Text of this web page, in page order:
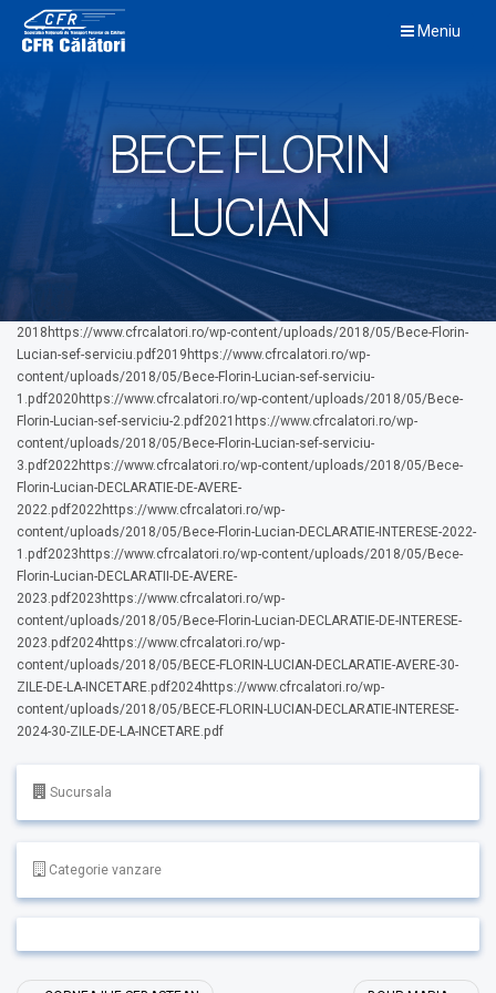
content
Meniu
BECE FLORIN
LUCIAN
2018https://www.cfrcalatori.ro/wp-content/uploads/2018/05/Bece-Florin-
Lucian-sef-serviciu.pdf2019https://www.cfrcalatori.ro/wp-
content/uploads/2018/05/Bece-Florin-Lucian-sef-serviciu-
1.pdf2020https://www.cfrcalatori.ro/wp-content/uploads/2018/05/Bece-
Florin-Lucian-sef-serviciu-2.pdf2021https://www.cfrcalatori.ro/wp-
content/uploads/2018/05/Bece-Florin-Lucian-sef-serviciu-
3.pdf2022https://www.cfrcalatori.ro/wp-content/uploads/2018/05/Bece-
Florin-Lucian-DECLARATIE-DE-AVERE-
2022.pdf2022https://www.cfrcalatori.ro/wp-
content/uploads/2018/05/Bece-Florin-Lucian-DECLARATIE-INTERESE-2022-
1.pdf2023https://www.cfrcalatori.ro/wp-content/uploads/2018/05/Bece-
Florin-Lucian-DECLARATII-DE-AVERE-
2023.pdf2023https://www.cfrcalatori.ro/wp-
content/uploads/2018/05/Bece-Florin-Lucian-DECLARATIE-DE-INTERESE-
2023.pdf2024https://www.cfrcalatori.ro/wp-
content/uploads/2018/05/BECE-FLORIN-LUCIAN-DECLARATIE-AVERE-30-
ZILE-DE-LA-INCETARE.pdf2024https://www.cfrcalatori.ro/wp-
content/uploads/2018/05/BECE-FLORIN-LUCIAN-DECLARATIE-INTERESE-
2024-30-ZILE-DE-LA-INCETARE.pdf
Sucursala
Categorie vanzare